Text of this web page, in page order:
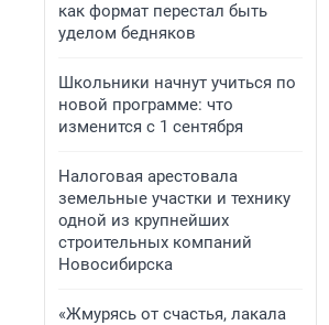
как формат перестал быть
уделом бедняков
Школьники начнут учиться по
новой программе: что
изменится с 1 сентября
Налоговая арестовала
земельные участки и технику
одной из крупнейших
строительных компаний
Новосибирска
«Жмурясь от счастья, лакала